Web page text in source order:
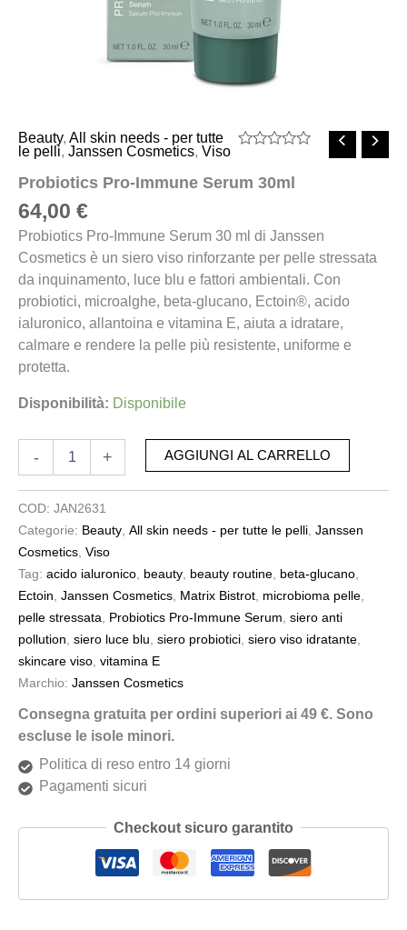
su
Beauty, All skin needs - per tutte
le pelli, Janssen Cosmetics, Viso
Probiotics Pro-Immune Serum 30ml
64,00 €
Probiotics Pro-Immune Serum 30 ml di Janssen
Cosmetics è un siero viso rinforzante per pelle stressata
da inquinamento, luce blu e fattori ambientali. Con
probiotici, microalghe, beta-glucano, Ectoin®, acido
ialuronico, allantoina e vitamina E, aiuta a idratare,
calmare e rendere la pelle più resistente, uniforme e
protetta.
Disponibilità: Disponibile
- + AGGIUNGI AL CARRELLO
COD: JAN2631
Categorie: Beauty All skin needs - per tutte le pelli Janssen
Cosmetics Viso
Tag: acido ialuronico beauty beauty routine beta-glucano
Ectoin Janssen Cosmetics Matrix Bistrot microbioma pelle
pelle stressata
Probiotics Pro-Immune Serum siero anti
pollution siero luce blu siero probiotici siero viso idratante
skincare viso vitamina E
Marchio: Janssen Cosmetics
Consegna gratuita per ordini superiori ai 49 €. Sono
escluse le isole minori.
Politica di reso entro 14 giorni
Pagamenti sicuri
Checkout sicuro garantito